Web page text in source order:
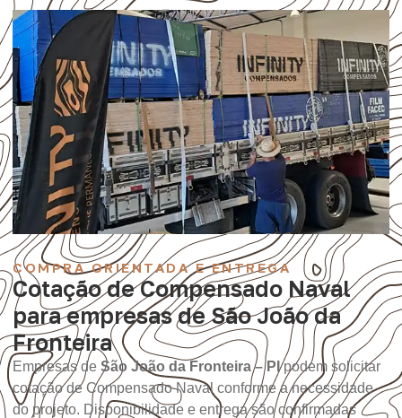
COMPRA ORIENTADA E ENTREGA
Cotação de Compensado Naval
para empresas de São João da
Fronteira
Empresas de São João da Fronteira – PIpodem solicitar
cotação de Compensado Naval conforme a necessidade
do projeto. Disponibilidade e entrega são confirmadas